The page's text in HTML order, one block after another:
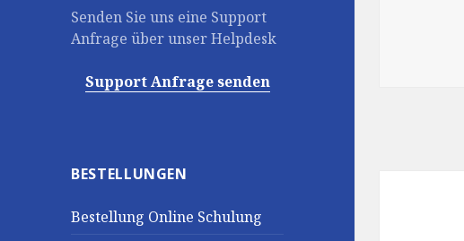
Senden Sie uns eine Support
Anfrage über unser Helpdesk
Support Anfrage senden
BESTELLUNGEN
Bestellung Online Schulung